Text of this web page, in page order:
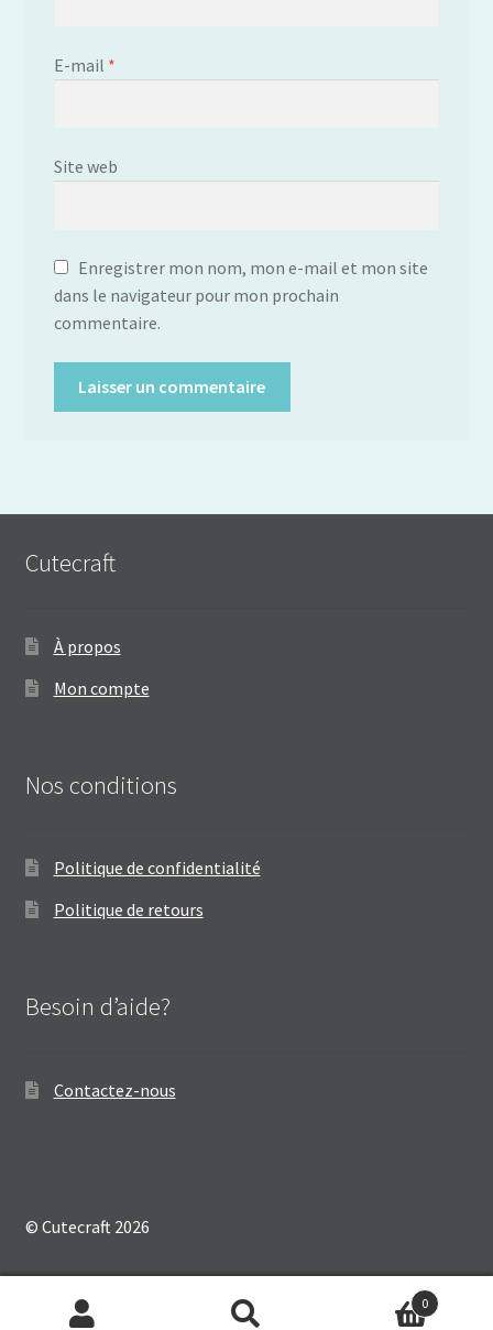
E-mail *
Site web
Enregistrer mon nom, mon e-mail et mon site
dans le navigateur pour mon prochain
commentaire.
Cutecraft
À propos
Mon compte
Nos conditions
Politique de confidentialité
Politique de retours
Besoin d’aide?
Contactez-nous
© Cutecraft 2026
0